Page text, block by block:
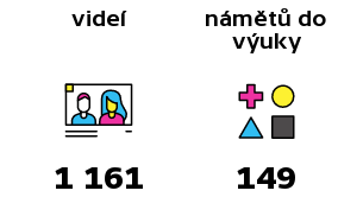
videí
námětů do
výuky
1 161 149